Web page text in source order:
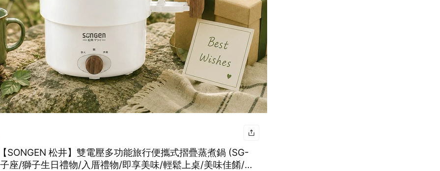
SONGEN 松井】雙電壓多功能旅行便攜式摺疊蒸煮鍋 (SG-
座/獅子生日禮物/入厝禮物/即享美味/輕鬆上桌/美味佳餚/快